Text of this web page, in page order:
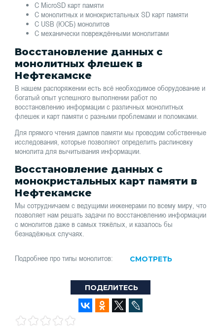
С MicroSD карт памяти
С монолитных и монокристальных SD карт памяти
С USB (ЮСБ) монолитов
С механически повреждёнными монолитами
Восстановление данных с
монолитных флешек в
Нефтекамске
В нашем распоряжении есть всё необходимое оборудование и
богатый опыт успешного выполнении работ по
восстановлению информации с различных монолитных
флешек и карт памяти с разными проблемами и поломками.
Для прямого чтения дампов памяти мы проводим собственные
исследования, которые позволяют определить распиновку
монолита для вычитывания информации.
Восстановление данных с
монокристальных карт памяти в
Нефтекамске
Мы сотрудничаем с ведущими инженерами по всему миру, что
позволяет нам решать задачи по восстановлению информации
с монолитов даже в самых тяжёлых, и казалось бы
безнадёжных случаях.
Подробнее про типы монолитов: СМОТРЕТЬ
ПОДЕЛИТЕСЬ